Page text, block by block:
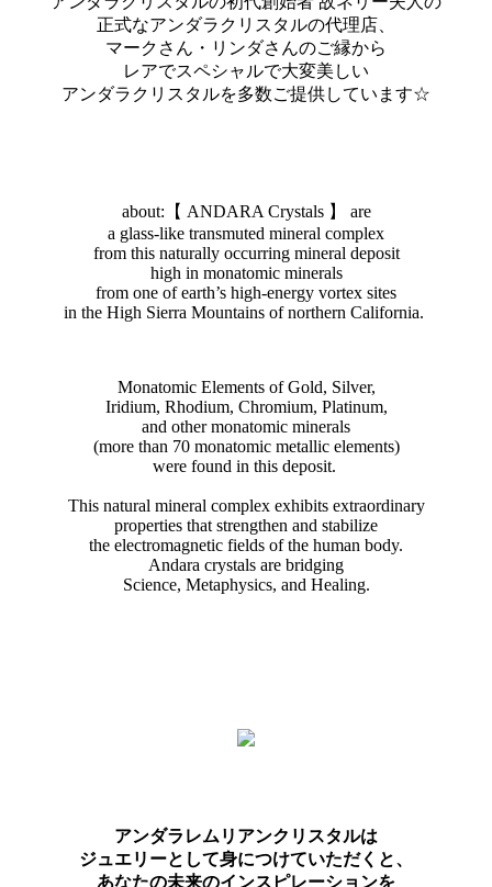
正式なアンダラクリスタルの代理店、
マークさん・リンダさんのご縁から
レアでスペシャルで大変美しい
アンダラクリスタルを多数ご提供しています☆
about:【 ANDARA Crystals 】 are
a glass-like transmuted mineral complex
from this naturally occurring mineral deposit
high in monatomic minerals
from one of earth’s high-energy vortex sites
in the High Sierra Mountains of northern California.
Monatomic Elements of Gold, Silver,
Iridium, Rhodium, Chromium, Platinum,
and other monatomic minerals
(more than 70 monatomic metallic elements)
were found in this deposit.
This natural mineral complex exhibits extraordinary
properties that strengthen and stabilize
the electromagnetic fields of the human body.
Andara crystals are bridging
Science, Metaphysics, and Healing.
アンダラレムリアンクリスタルは
ジュエリーとして身につけていただくと、
あなたの未来のインスピレーションを